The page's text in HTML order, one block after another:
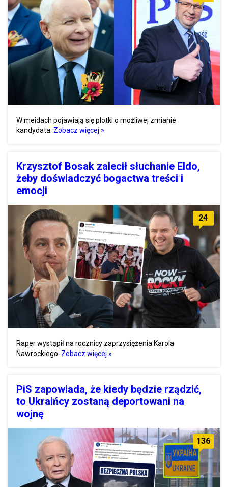
W meidach pojawiają się plotki o możliwej zmianie
kandydata. Zobacz więcej »
Krzysztof Bosak zalecił słuchanie Eldo,
żeby doświadczyć bogactwa treści i
emocji
24
Raper wystąpił na rocznicy zaprzysiężenia Karola
Nawrockiego. Zobacz więcej »
PiS zapowiada, że kiedy będzie rządzić,
to Ukraińcy zostaną deportowani na
wojnę
136